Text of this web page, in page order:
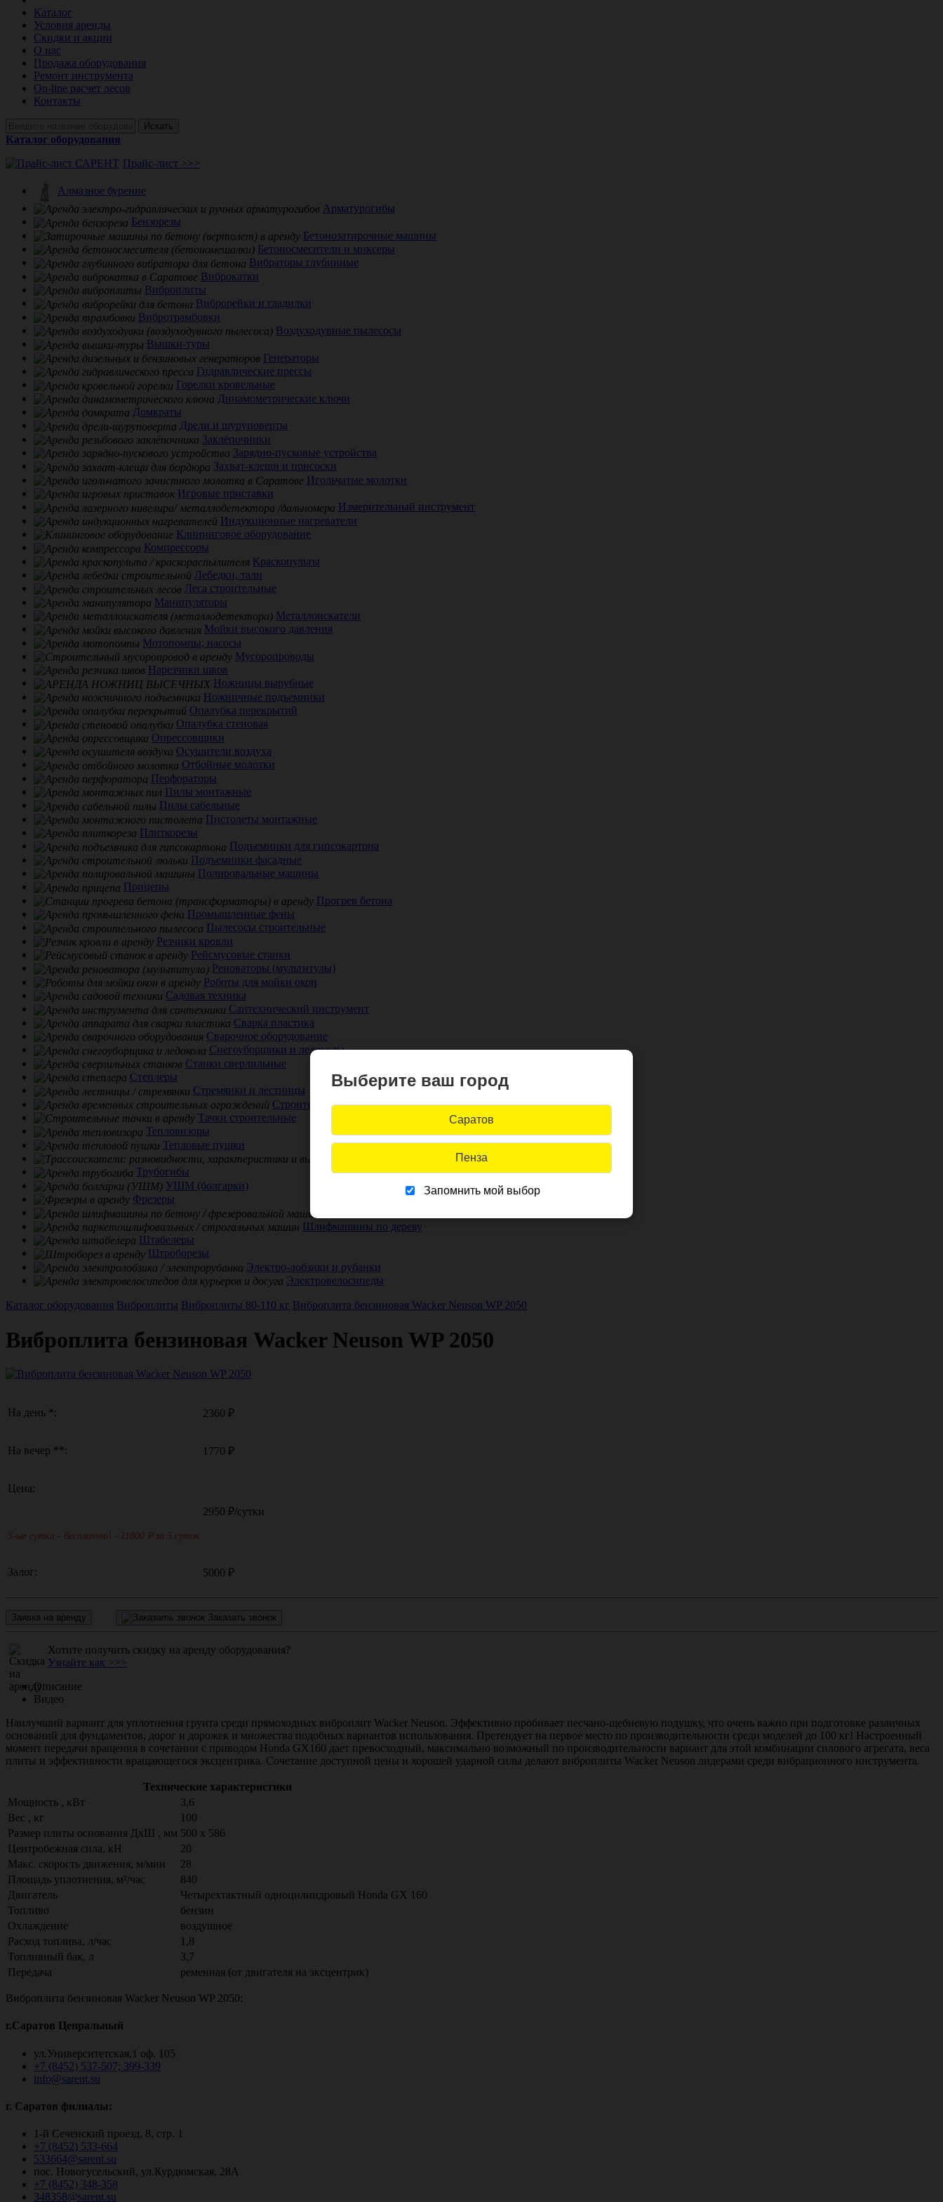
Каталог
Условия аренды
Скидки и акции
О нас
Продажа оборудования
Ремонт инструмента
On-line расчет лесов
Контакты
Искать
Каталог оборудования
Прайс-лист >>>
Алмазное бурение
Арматурогибы
Бензорезы
Бетонозатирочные машины
Бетоносмесители и миксеры
Вибраторы глубинные
Виброкатки
Виброплиты
Виброрейки и гладилки
Вибротрамбовки
Воздуходувные пылесосы
Вышки-туры
Генераторы
Гидравлические прессы
Горелки кровельные
Динамометрические ключи
Домкраты
Дрели и шуруповерты
Заклёпочники
Зарядно-пусковые устройства
Захват-клещи и присоски
Игольчатые молотки
Игровые приставки
Измерительный инструмент
Индукционные нагреватели
Клининговое оборудование
Компрессоры
Краскопульты
Лебедки, тали
Леса строительные
Манипуляторы
Металлоискатели
Мойки высокого давления
Мотопомпы, насосы
Мусоропроводы
Нарезчики швов
Ножницы вырубные
Ножничные подъемники
Опалубка перекрытий
Опалубка стеновая
Опрессовщики
Осушители воздуха
Отбойные молотки
Перфораторы
Пилы монтажные
Пилы сабельные
Пистолеты монтажные
Плиткорезы
Подъемники для гипсокартона
Подъемники фасадные
Полировальные машины
Прицепы
Прогрев бетона
Промышленные фены
Пылесосы строительные
Резчики кровли
Рейсмусовые станки
Реноваторы (мультитулы)
Роботы для мойки окон
Садовая техника
Сантехнический инструмент
Сварка пластика
Сварочное оборудование
Снегоуборщики и ледоколы
Станки сверлильные
Степлеры
Стремянки и лестницы
Строительные ограждения
Тачки строительные
Тепловизоры
Тепловые пушки
Трубогибы
УШМ (болгарки)
Фрезеры
Шлифмашины по дереву
Штабелеры
Штроборезы
Электро-лобзики и рубанки
Электровелосипеды
Каталог оборудования Виброплиты Виброплиты 80-110 кг Виброплита бензиновая Wacker Neuson WP 2050
Виброплита бензиновая Wacker Neuson WP 2050
На день *: 2360 ₽
На вечер **: 1770 ₽
Цена:
5-ые сутки - бесплатно! - 11800 ₽ за 5 суток
2950 ₽/сутки
Залог: 5000 ₽
Заявка на аренду Заказать звонок
Хотите получить скидку на аренду оборудования?
Узнайте как >>>
Описание
Видео
Наилучший вариант для уплотнения грунта среди прямоходных виброплит Wacker Neuson. Эффективно пробивает песчано-щебневую подушку, что очень важно при подготовке различных
оснований для фундаментов, дорог и дорожек и множества подобных вариантов использования. Претендует на первое место по производительности среди моделей до 100 кг! Настроенный
момент передачи вращения в сочетании с приводом Honda GX160 дает превосходный, максимально возможный по производительности вариант для этой комбинации силового агрегата, веса
плиты и эффективности вращающегося эксцентрика. Сочетание доступной цены и хорошей ударной силы делают виброплиты Wacker Neuson лидерами среди вибрационного инструмента.
Технические характеристики
Мощность , кВт
3,6
Вес , кг
100
Размер плиты основания ДхШ , мм 500 x 586
Центробежная сила, кН
20
Макс. скорость движения, м/мин
28
Площадь уплотнения, м²/час
840
Двигатель
Четырехтактный одноцилиндровый Honda GX 160
Топливо
бензин
Охлаждение
воздушное
Расход топлива, л/час
1,8
Топливный бак, л
3,7
Передача
ременная (от двигателя на эксцентрик)
Виброплита бензиновая Wacker Neuson WP 2050:
г.Саратов Ценральный
ул.Университетская,1 оф. 105
+7 (8452) 537-507; 399-339
info@sarent.su
г. Саратов филиалы:
1-й Сеченский проезд, 8, стр. 1
+7 (8452) 533-664
533664@sarent.su
пос. Новогусельский, ул.Курдюмская, 28А
+7 (8452) 348-358
348358@sarent.su
Выберите ваш город
Саратов
Пенза
Запомнить мой выбор